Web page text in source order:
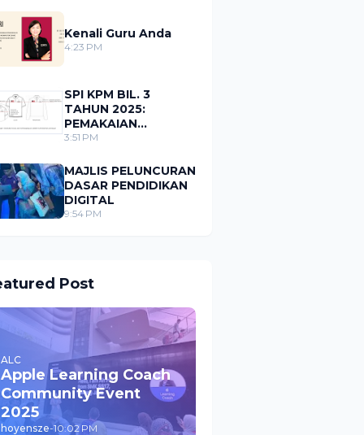
Kenali Guru Anda
4:23 PM
SPI KPM BIL. 3
TAHUN 2025:
PEMAKAIAN
LENCANA JALUR
PAKAIAN SERAGAM
MURID
3:51 PM
MAJLIS PELUNCURAN
DASAR PENDIDIKAN
DIGITAL
9:54 PM
Post
ALC
Apple Learning Coach
Community Event
2025
hoyensze-10:02 PM